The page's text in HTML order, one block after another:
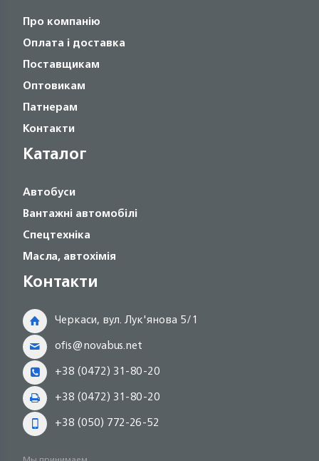
Про компанію
Оплата і доставка
Поставщикам
Оптовикам
Патнерам
Контакти
Каталог
Автобуси
Вантажні автомобілі
Спецтехніка
Масла, автохімія
Контакти
Черкаси, вул. Лук'янова 5/1
ofis@novabus.net
+38 (0472) 31-80-20
+38 (0472) 31-80-20
+38 (050) 772-26-52